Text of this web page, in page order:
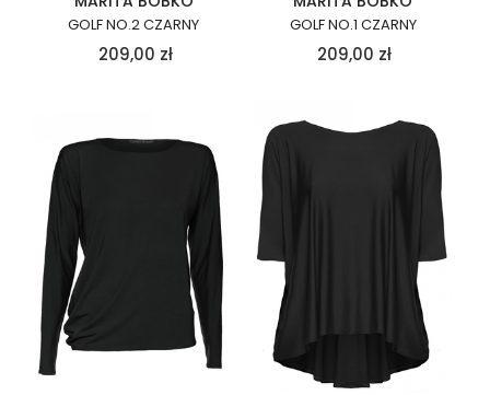
GOLF NO.2 CZARNY
209,00 zł
GOLF NO.1 CZARNY
209,00 zł